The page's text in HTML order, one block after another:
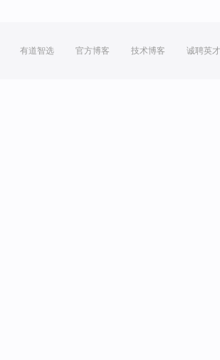
有道智选 官方博客 技术博客 诚聘英才